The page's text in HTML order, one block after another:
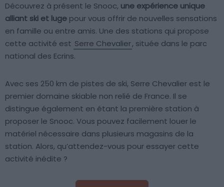
Découvrez à présent le Snooc, une expérience unique
alliant ski et luge pour vous offrir de nouvelles sensations
en famille ou entre amis. Une des stations qui propose
cette activité est Serre Chevalier, située dans le parc
national des Ecrins.
Avec ses 250 km de pistes de ski, Serre Chevalier est le
premier domaine skiable non relié de France. Il se
distingue également en étant la première station à
proposer le Snooc. Vous pouvez facilement louer le
matériel nécessaire dans plusieurs magasins de la
station. Alors, qu’attendez-vous pour essayer cette
activité inédite ?